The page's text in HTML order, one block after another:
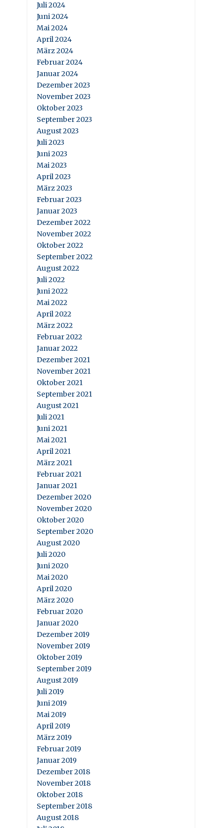
Juli 2024
Juni 2024
Mai 2024
April 2024
März 2024
Februar 2024
Januar 2024
Dezember 2023
November 2023
Oktober 2023
September 2023
August 2023
Juli 2023
Juni 2023
Mai 2023
April 2023
März 2023
Februar 2023
Januar 2023
Dezember 2022
November 2022
Oktober 2022
September 2022
August 2022
Juli 2022
Juni 2022
Mai 2022
April 2022
März 2022
Februar 2022
Januar 2022
Dezember 2021
November 2021
Oktober 2021
September 2021
August 2021
Juli 2021
Juni 2021
Mai 2021
April 2021
März 2021
Februar 2021
Januar 2021
Dezember 2020
November 2020
Oktober 2020
September 2020
August 2020
Juli 2020
Juni 2020
Mai 2020
April 2020
März 2020
Februar 2020
Januar 2020
Dezember 2019
November 2019
Oktober 2019
September 2019
August 2019
Juli 2019
Juni 2019
Mai 2019
April 2019
März 2019
Februar 2019
Januar 2019
Dezember 2018
November 2018
Oktober 2018
September 2018
August 2018